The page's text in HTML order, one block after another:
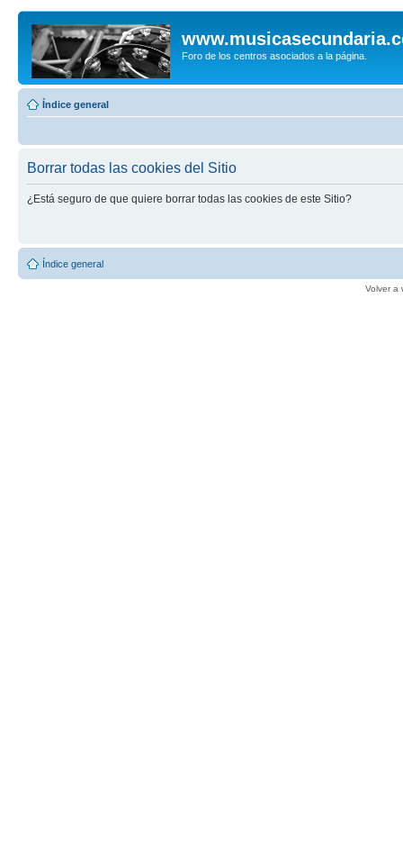
Foro de los centros asociados a la página.
Índice general
Borrar todas las cookies del Sitio
¿Está seguro de que quiere borrar todas las cookies de este Sitio?
Índice general
Volver a